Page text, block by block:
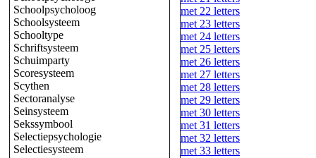
Schoolpsycholoog
Schoolsysteem
Schooltype
Schriftsysteem
Schuimparty
Scoresysteem
Scythen
Sectoranalyse
Seinsysteem
Sekssymbool
Selectiepsychologie
Selectiesysteem
met 22 letters
met 23 letters
met 24 letters
met 25 letters
met 26 letters
met 27 letters
met 28 letters
met 29 letters
met 30 letters
met 31 letters
met 32 letters
met 33 letters